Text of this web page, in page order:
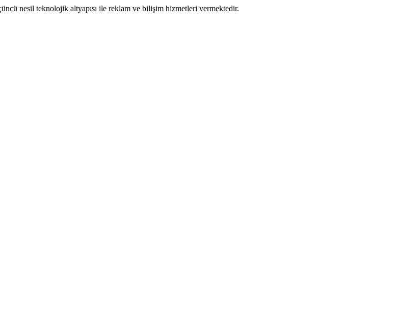
nesil teknolojik altyapısı ile reklam ve bilişim hizmetleri vermektedir.